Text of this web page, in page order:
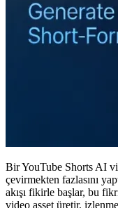
Bir YouTube Shorts AI
çevirmekten fazlasını
akışı fikirle başlar, bu
video asset üretir,